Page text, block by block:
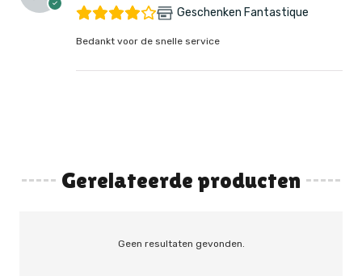
Geschenken Fantastique
Bedankt voor de snelle service
Gerelateerde producten
Geen resultaten gevonden.